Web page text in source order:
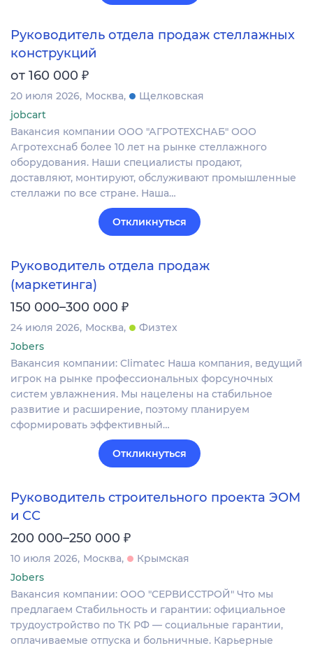
Руководитель отдела продаж стеллажных
конструкций
от 160 000 ₽
20 июля 2026 Москва
Щелковская
jobcart
Вакансия компании ООО "АГРОТЕХСНАБ" ООО
Агротехснаб более 10 лет на рынке стеллажного
оборудования. Наши специалисты продают,
доставляют, монтируют, обслуживают промышленные
стеллажи по все стране. Наша…
Откликнуться
Руководитель отдела продаж
(маркетинга)
150 000–300 000 ₽
24 июля 2026 Москва
Физтех
Jobers
Вакансия компании: Climatec Наша компания, ведущий
игрок на рынке профессиональных форсуночных
систем увлажнения. Мы нацелены на стабильное
развитие и расширение, поэтому планируем
сформировать эффективный…
Откликнуться
Руководитель строительного проекта ЭОМ
и СС
200 000–250 000 ₽
10 июля 2026 Москва
Крымская
Jobers
Вакансия компании: ООО "СЕРВИССТРОЙ" Что мы
предлагаем Стабильность и гарантии: официальное
трудоустройство по ТК РФ — социальные гарантии,
оплачиваемые отпуска и больничные. Карьерные